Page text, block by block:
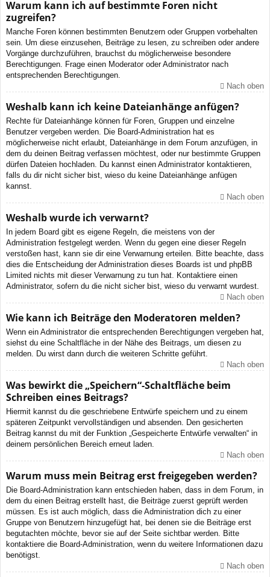
Warum kann ich auf bestimmte Foren nicht
zugreifen?
Manche Foren können bestimmten Benutzern oder Gruppen vorbehalten
sein. Um diese einzusehen, Beiträge zu lesen, zu schreiben oder andere
Vorgänge durchzuführen, brauchst du möglicherweise besondere
Berechtigungen. Frage einen Moderator oder Administrator nach
entsprechenden Berechtigungen.
Nach oben
Weshalb kann ich keine Dateianhänge anfügen?
Rechte für Dateianhänge können für Foren, Gruppen und einzelne
Benutzer vergeben werden. Die Board-Administration hat es
möglicherweise nicht erlaubt, Dateianhänge in dem Forum anzufügen, in
dem du deinen Beitrag verfassen möchtest, oder nur bestimmte Gruppen
dürfen Dateien hochladen. Du kannst einen Administrator kontaktieren,
falls du dir nicht sicher bist, wieso du keine Dateianhänge anfügen
kannst.
Nach oben
Weshalb wurde ich verwarnt?
In jedem Board gibt es eigene Regeln, die meistens von der
Administration festgelegt werden. Wenn du gegen eine dieser Regeln
verstoßen hast, kann sie dir eine Verwarnung erteilen. Bitte beachte, dass
dies die Entscheidung der Administration dieses Boards ist und phpBB
Limited nichts mit dieser Verwarnung zu tun hat. Kontaktiere einen
Administrator, sofern du die nicht sicher bist, wieso du verwarnt wurdest.
Nach oben
Wie kann ich Beiträge den Moderatoren melden?
Wenn ein Administrator die entsprechenden Berechtigungen vergeben hat,
siehst du eine Schaltfläche in der Nähe des Beitrags, um diesen zu
melden. Du wirst dann durch die weiteren Schritte geführt.
Nach oben
Was bewirkt die „Speichern“-Schaltfläche beim
Schreiben eines Beitrags?
Hiermit kannst du die geschriebene Entwürfe speichern und zu einem
späteren Zeitpunkt vervollständigen und absenden. Den gesicherten
Beitrag kannst du mit der Funktion „Gespeicherte Entwürfe verwalten“ in
deinem persönlichen Bereich erneut laden.
Nach oben
Warum muss mein Beitrag erst freigegeben werden?
Die Board-Administration kann entschieden haben, dass in dem Forum, in
dem du einen Beitrag erstellt hast, die Beiträge zuerst geprüft werden
müssen. Es ist auch möglich, dass die Administration dich zu einer
Gruppe von Benutzern hinzugefügt hat, bei denen sie die Beiträge erst
begutachten möchte, bevor sie auf der Seite sichtbar werden. Bitte
kontaktiere die Board-Administration, wenn du weitere Informationen dazu
benötigst.
Nach oben